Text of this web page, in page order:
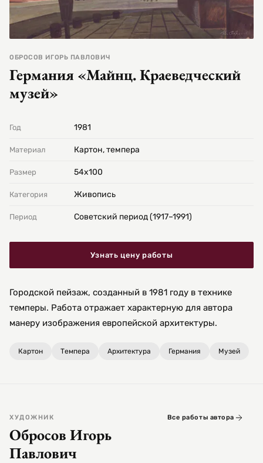
ОБРОСОВ ИГОРЬ ПАВЛОВИЧ
Германия «Майнц. Краеведческий
музей»
Год 1981
Материал Картон, темпера
Размер 54х100
Категория Живопись
Период Советский период (1917–1991)
Узнать цену работы
Городской пейзаж, созданный в 1981 году в технике
темперы. Работа отражает характерную для автора
манеру изображения европейской архитектуры.
Картон Темпера Архитектура Германия Музей
ХУДОЖНИК
Обросов Игорь
Павлович
Все работы автора